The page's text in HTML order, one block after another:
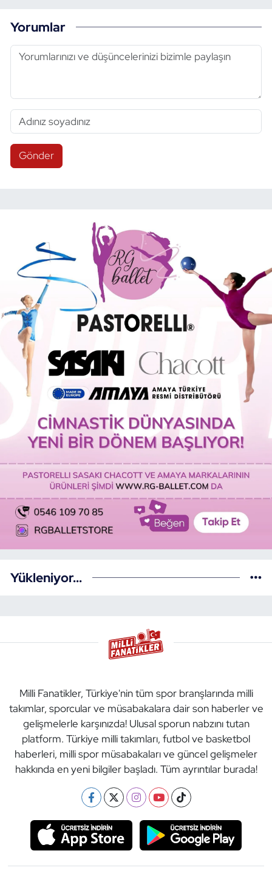
Yorumlar
Gönder
Yükleniyor...
Milli Fanatikler, Türkiye'nin tüm spor branşlarında milli
takımlar, sporcular ve müsabakalara dair son haberler ve
gelişmelerle karşınızda! Ulusal sporun nabzını tutan
platform. Türkiye milli takımları, futbol ve basketbol
haberleri, milli spor müsabakaları ve güncel gelişmeler
hakkında en yeni bilgiler başladı. Tüm ayrıntılar burada!